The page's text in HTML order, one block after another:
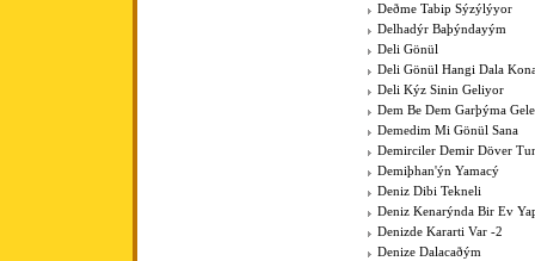
Deðme Tabip Sýzýlýyor
Delhadýr Baþýndayým
Deli Gönül
Deli Gönül Hangi Dala
Deli Kýz Sinin Geliyor
Dem Be Dem Garþýma
Demedim Mi Gönül Sana
Demirciler Demir Döver
Demiþhan'ýn Yamacý
Deniz Dibi Tekneli
Deniz Kenarýnda Bir Ev
Denizde Kararti Var -2
Denize Dalacaðým